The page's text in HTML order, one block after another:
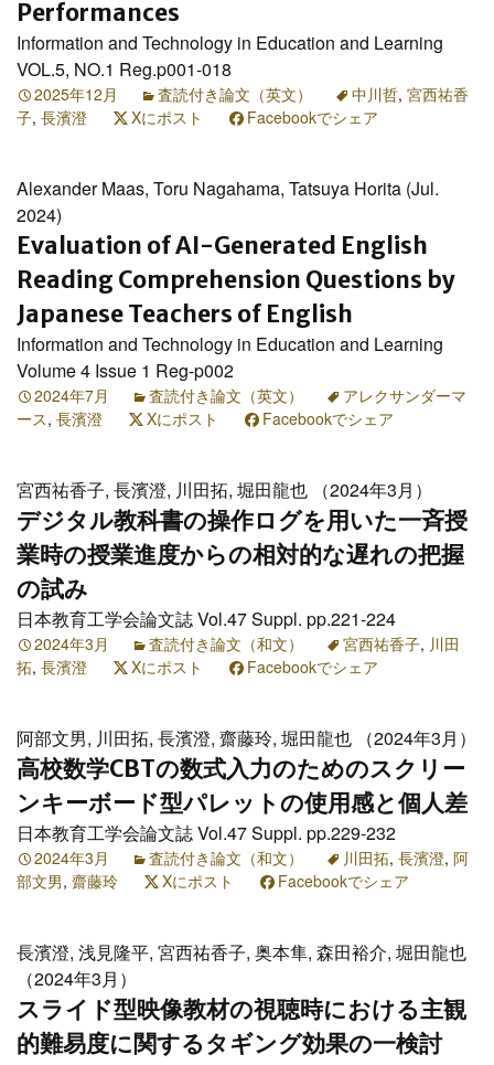
Performances
Information and Technology in Education and Learning
VOL.5, NO.1 Reg.p001-018
2025年12月 査読付き論文（英文） 中川哲, 宮西祐香
子, 長濱澄 Xにポスト Facebookでシェア
Alexander Maas, Toru Nagahama, Tatsuya Horita (Jul.
2024)
Evaluation of AI-Generated English
Reading Comprehension Questions by
Japanese Teachers of English
Information and Technology in Education and Learning
Volume 4 Issue 1 Reg-p002
2024年7月 査読付き論文（英文）
アレクサンダーマ
ース, 長濱澄 Xにポスト Facebookでシェア
宮西祐香子, 長濱澄, 川田拓, 堀田龍也 （2024年3月）
デジタル教科書の操作ログを用いた一斉授
業時の授業進度からの相対的な遅れの把握
の試み
日本教育工学会論文誌 Vol.47 Suppl. pp.221-224
2024年3月 査読付き論文（和文） 宮西祐香子, 川田
拓, 長濱澄 Xにポスト Facebookでシェア
阿部文男, 川田拓, 長濱澄, 齋藤玲, 堀田龍也 （2024年3月）
高校数学CBTの数式入力のためのスクリー
ンキーボード型パレットの使用感と個人差
日本教育工学会論文誌 Vol.47 Suppl. pp.229-232
2024年3月 査読付き論文（和文） 川田拓, 長濱澄, 阿
部文男, 齋藤玲 Xにポスト Facebookでシェア
長濱澄, 浅見隆平, 宮西祐香子, 奥本隼, 森田裕介, 堀田龍也
（2024年3月）
スライド型映像教材の視聴時における主観
的難易度に関するタギング効果の一検討